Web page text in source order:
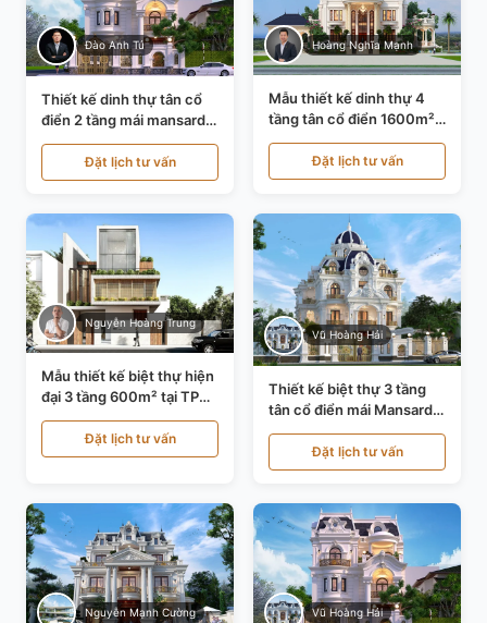
Đào Anh Tú
Thiết kế dinh thự tân cổ
điển 2 tầng mái mansard
tại Bắc Ninh KT20084
Đặt lịch tư vấn
Hoàng Nghĩa Mạnh
Mẫu thiết kế dinh thự 4
tầng tân cổ điển 1600m²
tại Thanh Hóa KT20071
Đặt lịch tư vấn
Nguyễn Hoàng Trung
Mẫu thiết kế biệt thự hiện
đại 3 tầng 600m² tại TP
Hồ Chí Minh KT24602
Đặt lịch tư vấn
Vũ Hoàng Hải
Thiết kế biệt thự 3 tầng
tân cổ điển mái Mansard
tại Thanh Hóa KT23104
Đặt lịch tư vấn
Nguyễn Mạnh Cường Vũ Hoàng Hải